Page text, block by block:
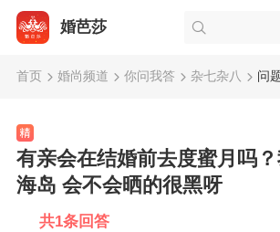
婚芭莎
首页 婚尚频道 你问我答 杂七杂八 问
有亲会在结婚前去度蜜月吗
海岛 会不会晒的很黑呀
共1条回答